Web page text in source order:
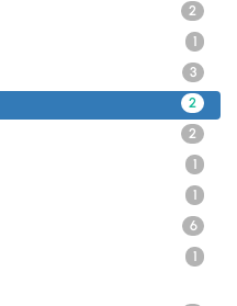
2
1
3
2
2
1
1
6
1